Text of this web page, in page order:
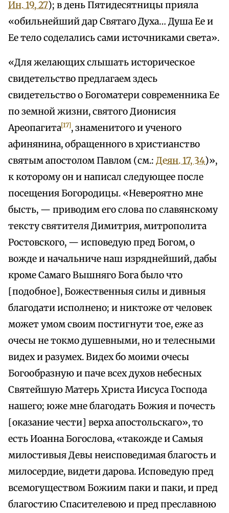
Ин. 19, 27); в день Пятидесятницы прияла
«обильнейший дар Святаго Духа… Душа Ее и
Ее тело соделались сами источниками света».
«Для желающих слышать историческое
свидетельство предлагаем здесь
свидетельство о Богоматери современника Ее
по земной жизни, святого Дионисия
Ареопагита[17], знаменитого и ученого
афинянина, обращенного в христианство
святым апостолом Павлом (см.: Деян. 17, 34)»,
к которому он и написал следующее после
посещения Богородицы. «Невероятно мне
бысть, — приводим его слова по славянскому
тексту святителя Димитрия, митрополита
Ростовского, — исповедую пред Богом, о
вожде и начальниче наш изряднейший, дабы
кроме Самаго Вышняго Бога было что
[подобное], Божественныя силы и дивныя
благодати исполнено; и никтоже от человек
может умом своим постигнути тое, еже аз
очесы не токмо душевными, но и телесными
видех и разумех. Видех бо моими очесы
Богообразную и паче всех духов небесных
Святейшую Матерь Христа Иисуса Господа
нашего; юже мне благодать Божия и почесть
[оказание чести] верха апостольскаго», то
есть Иоанна Богослова, «такожде и Самыя
милостивыя Девы неисповедимая благость и
милосердие, видети дарова. Исповедую пред
всемогуществом Божиим паки и паки, и пред
благостию Спасителевою и пред преславною